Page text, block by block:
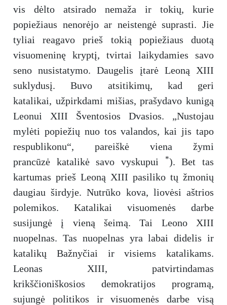
vis dėlto atsirado nemaža ir tokių, kurie
popiežiaus nenorėjo ar neistengė suprasti. Jie
tyliai reagavo prieš tokią popiežiaus duotą
visuomeninę kryptį, tvirtai laikydamies savo
seno nusistatymo. Daugelis įtarė Leoną XIII
suklydusį. Buvo atsitikimų, kad geri
katalikai, užpirkdami mišias, prašydavo kunigą
Leonui XIII Šventosios Dvasios. „Nustojau
mylėti popiežių nuo tos valandos, kai jis tapo
respublikonu“, pareiškė viena žymi
prancūzė katalikė savo vyskupui
*). Bet tas
kartumas prieš Leoną XIII pasiliko tų žmonių
daugiau širdyje. Nutrūko kova, liovėsi aštrios
polemikos. Katalikai visuomenės darbe
susijungė į vieną šeimą. Tai Leono XIII
nuopelnas. Tas nuopelnas yra labai didelis ir
katalikų Bažnyčiai ir visiems katalikams.
Leonas XIII, patvirtindamas
krikščioniškosios demokratijos programą,
sujungė politikos ir visuomenės darbe visą